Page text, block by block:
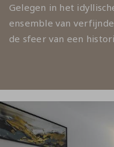
Gelegen in het
ensemble van
de sfeer van een